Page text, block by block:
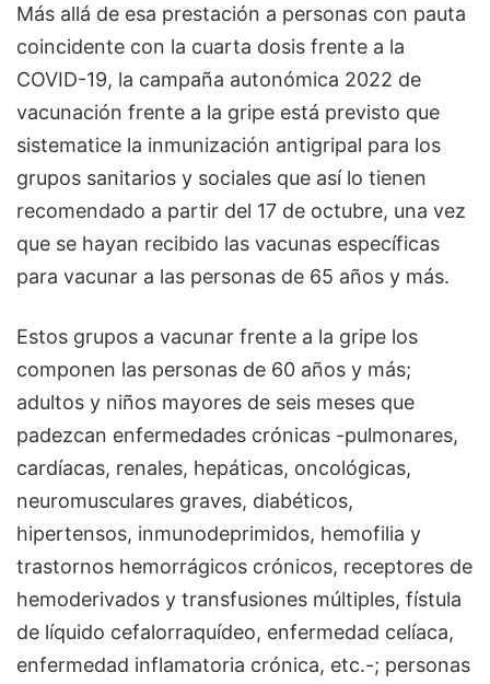
Más allá de esa prestación a personas con pauta
coincidente con la cuarta dosis frente a la
COVID-19, la campaña autonómica 2022 de
vacunación frente a la gripe está previsto que
sistematice la inmunización antigripal para los
grupos sanitarios y sociales que así lo tienen
recomendado a partir del 17 de octubre, una vez
que se hayan recibido las vacunas específicas
para vacunar a las personas de 65 años y más.
Estos grupos a vacunar frente a la gripe los
componen las personas de 60 años y más;
adultos y niños mayores de seis meses que
padezcan enfermedades crónicas -pulmonares,
cardíacas, renales, hepáticas, oncológicas,
neuromusculares graves, diabéticos,
hipertensos, inmunodeprimidos, hemofilia y
trastornos hemorrágicos crónicos, receptores de
hemoderivados y transfusiones múltiples, fístula
de líquido cefalorraquídeo, enfermedad celíaca,
enfermedad inflamatoria crónica, etc.-; personas